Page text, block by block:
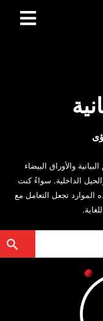
والأوراق البيضاء
الداخلية. سواءً كنت
تجعل التعامل مع
Button